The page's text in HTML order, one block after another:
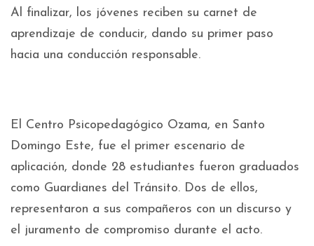
Al finalizar, los jóvenes reciben su carnet de
aprendizaje de conducir, dando su primer paso
hacia una conducción responsable.
El Centro Psicopedagógico Ozama, en Santo
Domingo Este, fue el primer escenario de
aplicación, donde 28 estudiantes fueron graduados
como Guardianes del Tránsito. Dos de ellos,
representaron a sus compañeros con un discurso y
el juramento de compromiso durante el acto.